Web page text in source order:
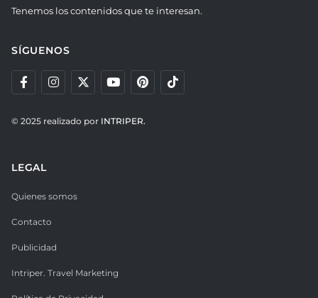
Tenemos los contenidos que te interesan.
SÍGUENOS
© 2025 realizado por INTRIPER.
LEGAL
Quienes somos
Contacto
Publicidad
Intriper. Travel Marketing